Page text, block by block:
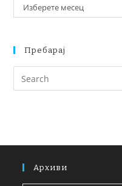
Изберете месец
Пребарај
Архиви